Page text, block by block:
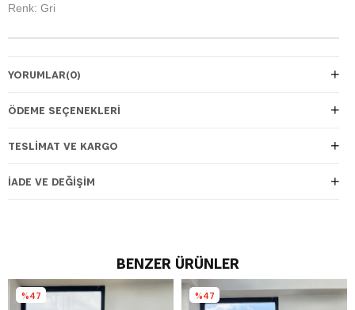
Renk: Gri
YORUMLAR(0)
ÖDEME SEÇENEKLERI
TESLIMAT VE KARGO
İADE VE DEĞIŞIM
BENZER ÜRÜNLER
%47 %47